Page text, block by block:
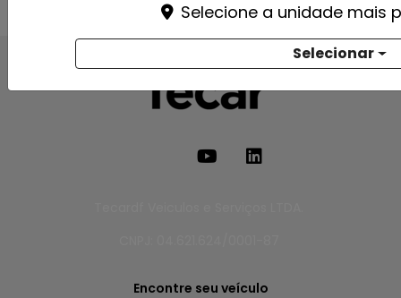
Encontre seu veículo
Selecione a unidade mais
Selecionar